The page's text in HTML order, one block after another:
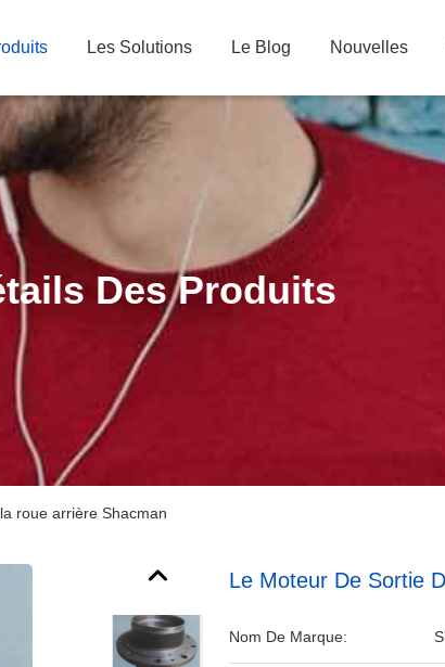
Les Solutions Le Blog Nouvelles
Des Produits
roue arrière Shacman
Le Moteur De Sortie
Nom De Marque: